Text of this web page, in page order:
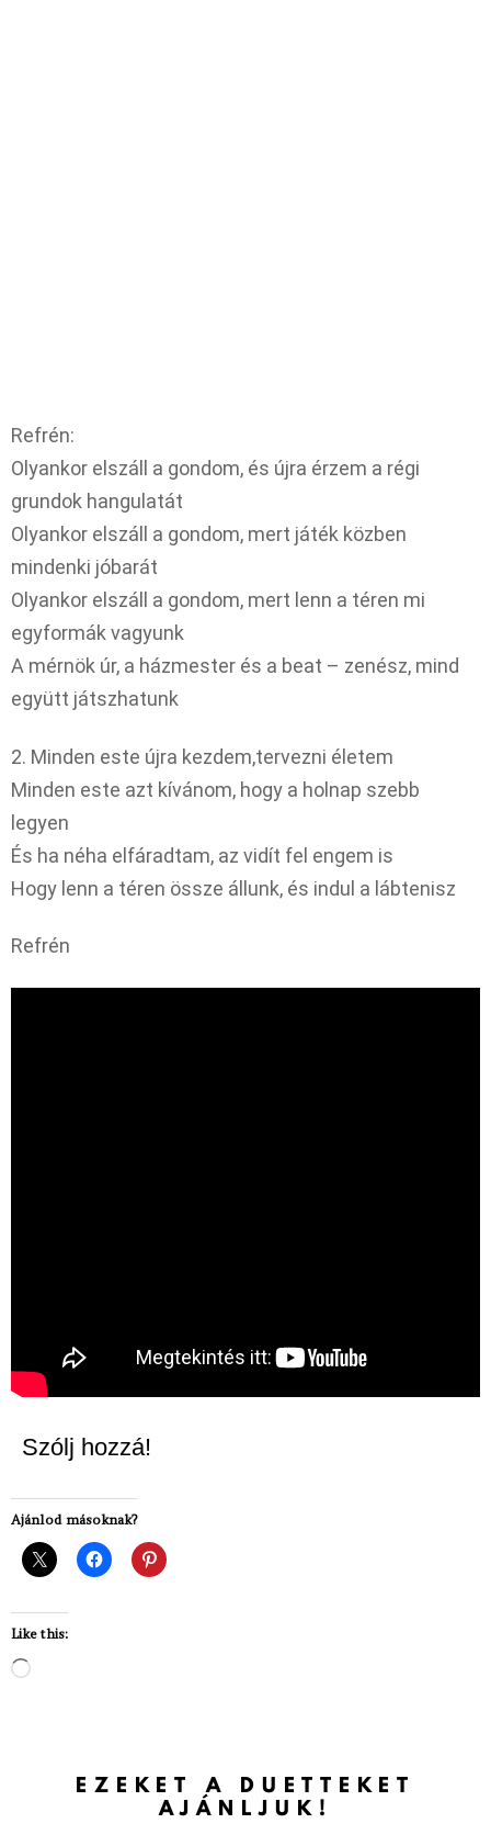
Refrén:
Olyankor elszáll a gondom, és újra érzem a régi
grundok hangulatát
Olyankor elszáll a gondom, mert játék közben
mindenki jóbarát
Olyankor elszáll a gondom, mert lenn a téren mi
egyformák vagyunk
A mérnök úr, a házmester és a beat – zenész, mind
együtt játszhatunk
2. Minden este újra kezdem,tervezni életem
Minden este azt kívánom, hogy a holnap szebb
legyen
És ha néha elfáradtam, az vidít fel engem is
Hogy lenn a téren össze állunk, és indul a lábtenisz
Refrén
Szólj hozzá!
Ajánlod másoknak?
Like this:
EZEKET A DUETTEKET
AJÁNLJUK!